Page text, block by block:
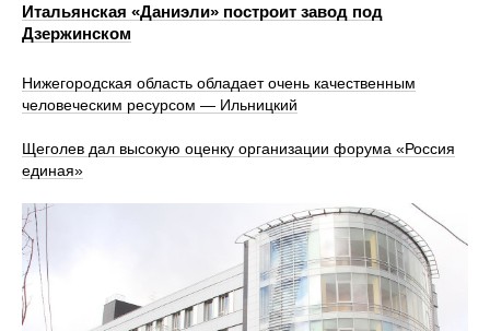
Итальянская «Даниэли» построит завод под
Дзержинском
Нижегородская область обладает очень качественным
человеческим ресурсом — Ильницкий
Щеголев дал высокую оценку организации форума «Россия
единая»